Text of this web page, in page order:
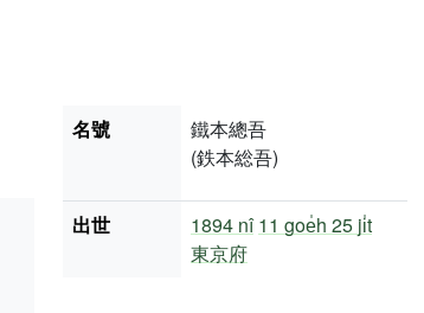
名號
鐵本總吾
(鉄本総吾)
出世 1894 nî 11 goe̍h 25 ji̍t
東京府